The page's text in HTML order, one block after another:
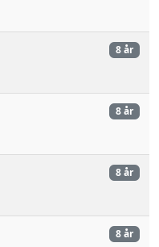
8 år
8 år
8 år
8 år